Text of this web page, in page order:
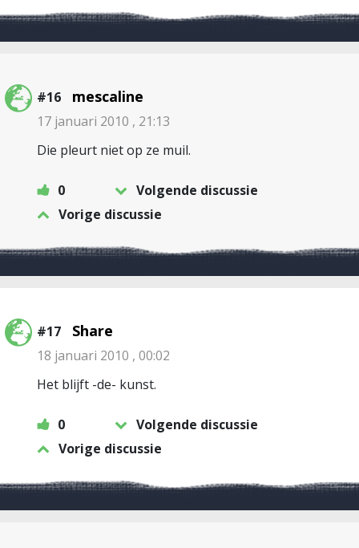
#16 mescaline
17 januari 2010 , 21:13
Die pleurt niet op ze muil.
0
Volgende discussie
Vorige discussie
#17 Share
18 januari 2010 , 00:02
Het blijft -de- kunst.
0
Volgende discussie
Vorige discussie